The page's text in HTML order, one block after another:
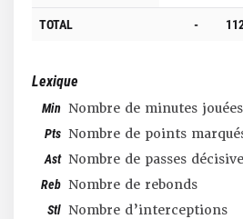
TOTAL
-
Lexique
Min Nombre de minutes jouées
Pts Nombre de points
Ast Nombre de passes
Reb Nombre de rebonds
Stl Nombre d’interceptions